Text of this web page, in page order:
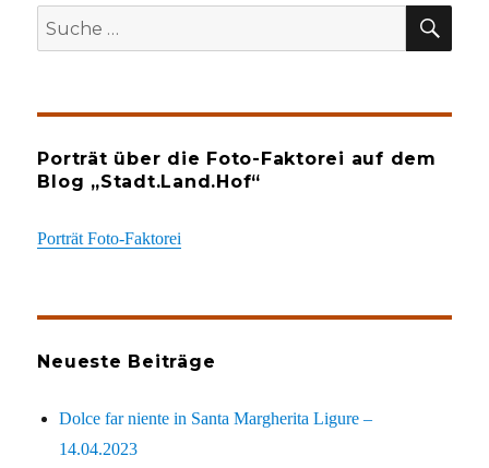
Suche
nach:
Porträt über die Foto-Faktorei auf dem
Blog „Stadt.Land.Hof“
Porträt Foto-Faktorei
Neueste Beiträge
Dolce far niente in Santa Margherita Ligure –
14.04.2023